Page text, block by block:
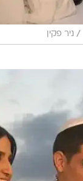
/ ניר פקין